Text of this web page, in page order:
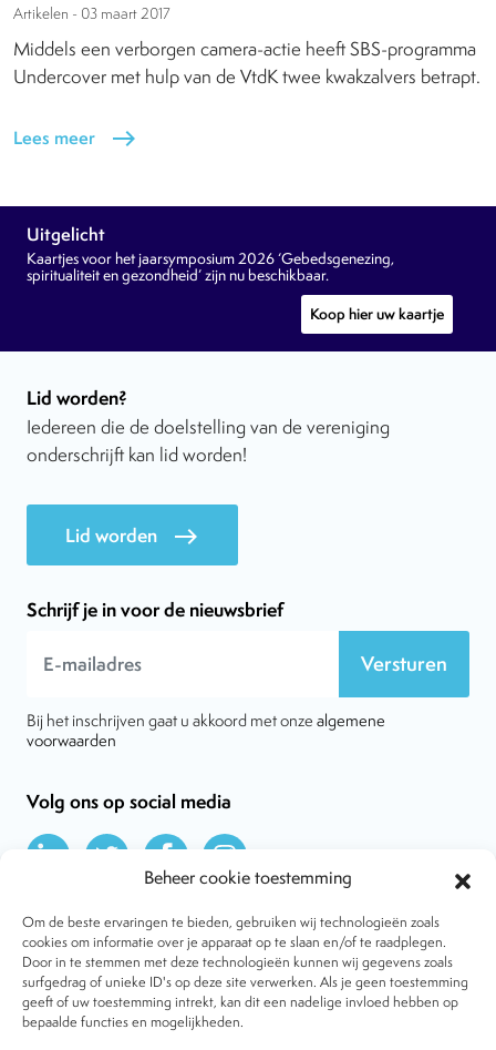
Beheer cookie toestemming
Om de beste ervaringen te bieden, gebruiken wij technologieën zoals
cookies om informatie over je apparaat op te slaan en/of te raadplegen.
Door in te stemmen met deze technologieën kunnen wij gegevens zoals
surfgedrag of unieke ID's op deze site verwerken. Als je geen toestemming
geeft of uw toestemming intrekt, kan dit een nadelige invloed hebben op
bepaalde functies en mogelijkheden.
Artikelen - 03 maart 2017
Middels een verborgen camera-actie heeft SBS-programma
Undercover met hulp van de VtdK twee kwakzalvers betrapt.
Lees meer east
Uitgelicht
Kaartjes voor het jaarsymposium 2026 ‘Gebedsgenezing,
spiritualiteit en gezondheid’ zijn nu beschikbaar.
Koop hier uw kaartje
Lid worden?
Iedereen die de doelstelling van de vereniging
onderschrijft kan lid worden!
Lid worden east
Schrijf je in voor de nieuwsbrief
Versturen
Bij het inschrijven gaat u akkoord met onze algemene
voorwaarden
Volg ons op social media
Over VtdK
Contact
Nieuws
Behandelwijzen